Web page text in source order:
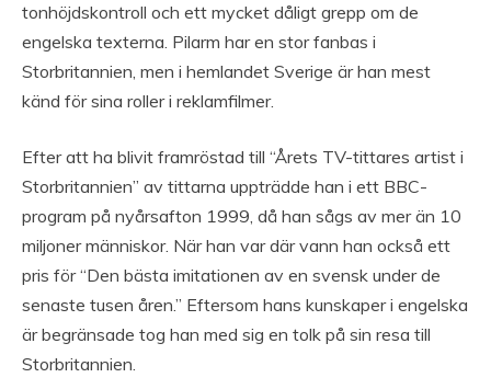
tonhöjdskontroll och ett mycket dåligt grepp om de
engelska texterna. Pilarm har en stor fanbas i
Storbritannien, men i hemlandet Sverige är han mest
känd för sina roller i reklamfilmer.
Efter att ha blivit framröstad till “Årets TV-tittares artist i
Storbritannien” av tittarna uppträdde han i ett BBC-
program på nyårsafton 1999, då han sågs av mer än 10
miljoner människor. När han var där vann han också ett
pris för “Den bästa imitationen av en svensk under de
senaste tusen åren.” Eftersom hans kunskaper i engelska
är begränsade tog han med sig en tolk på sin resa till
Storbritannien.